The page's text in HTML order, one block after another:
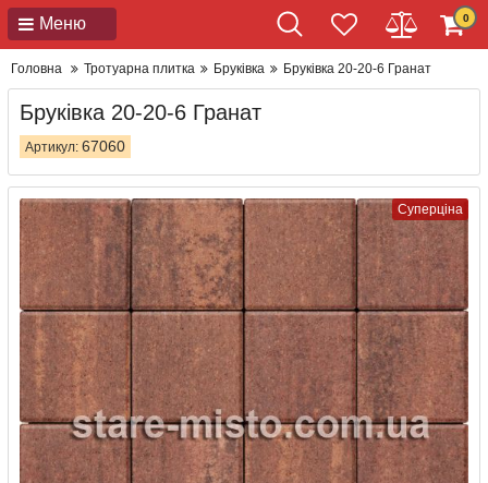
Меню 0
Головна Тротуарна плитка Бруківка Бруківка 20-20-6 Гранат
Бруківка 20-20-6 Гранат
Артикул: 67060
Суперціна